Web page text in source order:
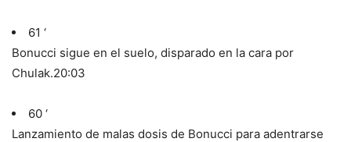
61 ‘
Bonucci sigue en el suelo, disparado en la cara por
Chulak.20:03
60 ‘
Lanzamiento de malas dosis de Bonucci para adentrarse